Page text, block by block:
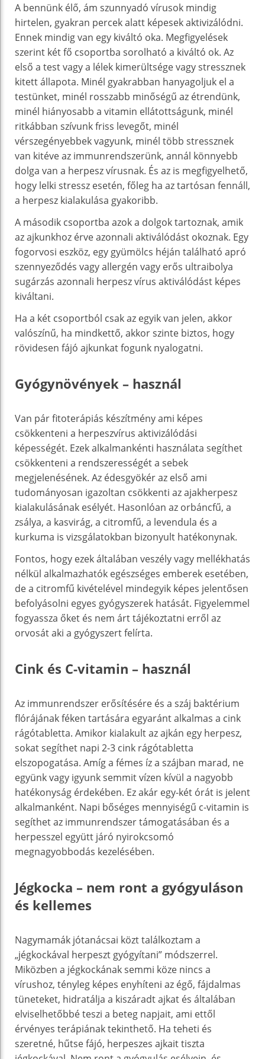
A bennünk élő, ám szunnyadó vírusok mindig
hirtelen, gyakran percek alatt képesek aktivizálódni.
Ennek mindig van egy kiváltó oka. Megfigyelések
szerint két fő csoportba sorolható a kiváltó ok. Az
első a test vagy a lélek kimerültsége vagy stressznek
kitett állapota. Minél gyakrabban hanyagoljuk el a
testünket, minél rosszabb minőségű az étrendünk,
minél hiányosabb a vitamin ellátottságunk, minél
ritkábban szívunk friss levegőt, minél
vérszegényebbek vagyunk, minél több stressznek
van kitéve az immunrendszerünk, annál könnyebb
dolga van a herpesz vírusnak. És az is megfigyelhető,
hogy lelki stressz esetén, főleg ha az tartósan fennáll,
a herpesz kialakulása gyakoribb.
A második csoportba azok a dolgok tartoznak, amik
az ajkunkhoz érve azonnali aktiválódást okoznak. Egy
fogorvosi eszköz, egy gyümölcs héján található apró
szennyeződés vagy allergén vagy erős ultraibolya
sugárzás azonnali herpesz vírus aktiválódást képes
kiváltani.
Ha a két csoportból csak az egyik van jelen, akkor
valószínű, ha mindkettő, akkor szinte biztos, hogy
rövidesen fájó ajkunkat fogunk nyalogatni.
Gyógynövények – használ
Van pár fitoterápiás készítmény ami képes
csökkenteni a herpeszvírus aktivizálódási
képességét. Ezek alkalmankénti használata segíthet
csökkenteni a rendszerességét a sebek
megjelenésének. Az édesgyökér az első ami
tudományosan igazoltan csökkenti az ajakherpesz
kialakulásának esélyét. Hasonlóan az orbáncfű, a
zsálya, a kasvirág, a citromfű, a levendula és a
kurkuma is vizsgálatokban bizonyult hatékonynak.
Fontos, hogy ezek általában veszély vagy mellékhatás
nélkül alkalmazhatók egészséges emberek esetében,
de a citromfű kivételével mindegyik képes jelentősen
befolyásolni egyes gyógyszerek hatását. Figyelemmel
fogyassza őket és nem árt tájékoztatni erről az
orvosát aki a gyógyszert felírta.
Cink és C-vitamin – használ
Az immunrendszer erősítésére és a száj baktérium
flórájának féken tartására egyaránt alkalmas a cink
rágótabletta. Amikor kialakult az ajkán egy herpesz,
sokat segíthet napi 2-3 cink rágótabletta
elszopogatása. Amíg a fémes íz a szájban marad, ne
együnk vagy igyunk semmit vízen kívül a nagyobb
hatékonyság érdekében. Ez akár egy-két órát is jelent
alkalmanként. Napi bőséges mennyiségű c-vitamin is
segíthet az immunrendszer támogatásában és a
herpesszel együtt járó nyirokcsomó
megnagyobbodás kezelésében.
Jégkocka – nem ront a gyógyuláson
és kellemes
Nagymamák jótanácsai közt találkoztam a
„jégkockával herpeszt gyógyítani” módszerrel.
Miközben a jégkockának semmi köze nincs a
vírushoz, tényleg képes enyhíteni az égő, fájdalmas
tüneteket, hidratálja a kiszáradt ajkat és általában
elviselhetőbbé teszi a beteg napjait, ami ettől
érvényes terápiának tekinthető. Ha teheti és
szeretné, hűtse fájó, herpeszes ajkait tiszta